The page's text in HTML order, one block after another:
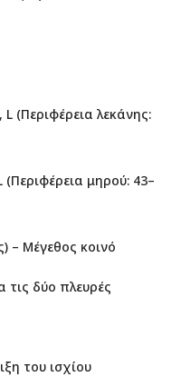
(Περιφέρεια λεκάνης:
μηρού: 43–
– Μέγεθος κοινό
τις δύο πλευρές
του ισχίου